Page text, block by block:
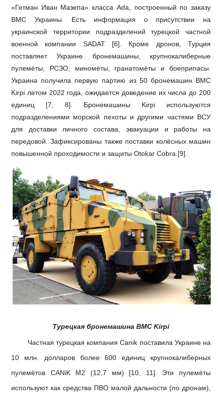
«Гетман Иван Мазепа» класса Ada, построенный по заказу
ВМС Украины. Есть информация о присутствии на
украинской территории подразделений турецкой частной
военной компании SADAT [6]. Кроме дронов, Турция
поставляет Украине бронемашины, крупнокалиберные
пулемёты, РСЗО, миномёты, гранатомёты и боеприпасы.
Украина получила первую партию из 50 бронемашин BMC
Kirpi летом 2022 года, ожидается доведение их числа до 200
единиц [7, 8]. Бронемашины Kirpi используются
подразделениями морской пехоты и другими частями ВСУ
для доставки личного состава, эвакуации и работы на
передовой. Зафиксированы также поставки колёсных машин
повышенной проходимости и защиты Otokar Cobra [9].
Турецкая бронемашина BMC Kirpi
Частная турецкая компания Canik поставила Украине на
10 млн. долларов более 600 единиц крупнокалиберных
пулемётов CANiK M2 (12,7 мм) [10, 11]. Эти пулемёты
используют как средства ПВО малой дальности (по дронам),